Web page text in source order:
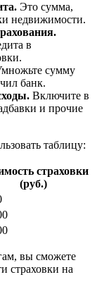
Это сумма,
недвижимости.
в
сумму
банк.
Включите в
и прочие
таблицу:
страховки
(руб.)
вы сможете
страховки на